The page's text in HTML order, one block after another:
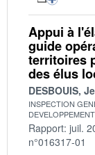
Appui à
guide
territoires
des élus
DESBOUIS,
INSPECTION
Rapport: juil.
n°016317-01